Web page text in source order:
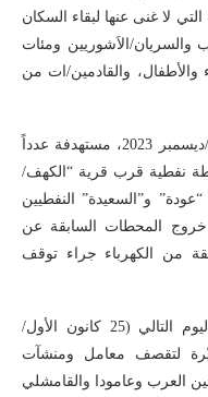
لا غنى عنها لبقاء السكان
والسريان/الاَشوريين ومئات
والأطفال، والقادمين/ات من
بدأت الغارات التركية يوم 24 كانون الأول/ديسمبر 2023، مستهدفة عدداً
نفطية قرب قرية “الكهف/
و”السعيدة” النفطيين
المحطات السابقة عن
من الكهرباء جراء توقف
استكمل الجيش التركي اعتداءاته في اليوم التالي (25 كانون الأول/
المسيّرة لتقصف معامل ومنشآت
العرب وعامودا والقامشلي